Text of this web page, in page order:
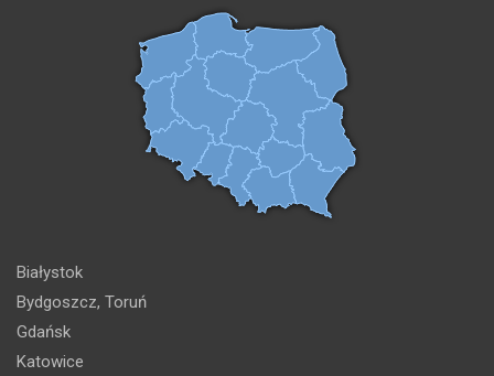
Białystok
Bydgoszcz, Toruń
Gdańsk
Katowice